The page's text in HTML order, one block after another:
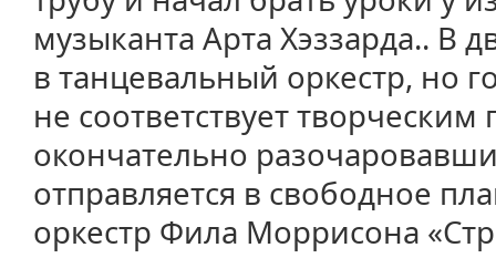
музыканта Арта Хэззарда.. В
в танцевальный оркестр, но
не соответствует
окончательно
отправляется в свободное
оркестр Фила Моррисона